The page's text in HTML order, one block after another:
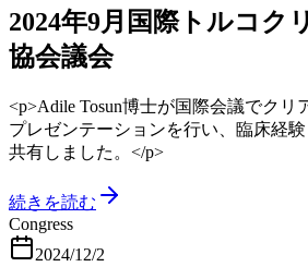
2024年9月国際トルコク
協会議会
<p>Adile Tosun博士が国際会議でクリ
プレゼンテーションを行い、臨床経
共有しました。</p>
続きを読む
Congress
2024/12/2